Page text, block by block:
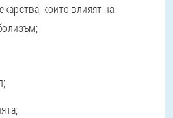
които влияят на